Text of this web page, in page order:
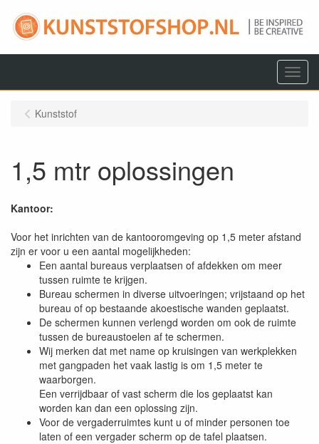
Menu
Kunststof
1,5 mtr oplossingen
Kantoor:
Voor het inrichten van de kantooromgeving op 1,5 meter afstand
zijn er voor u een aantal mogelijkheden:
Een aantal bureaus verplaatsen of afdekken om meer
tussen ruimte te krijgen.
Bureau schermen in diverse uitvoeringen; vrijstaand op het
bureau of op bestaande akoestische wanden geplaatst.
De schermen kunnen verlengd worden om ook de ruimte
tussen de bureaustoelen af te schermen.
Wij merken dat met name op kruisingen van werkplekken
met gangpaden het vaak lastig is om 1,5 meter te
waarborgen.
Een verrijdbaar of vast scherm die los geplaatst kan
worden kan dan een oplossing zijn.
Voor de vergaderruimtes kunt u of minder personen toe
laten of een vergader scherm op de tafel plaatsen.